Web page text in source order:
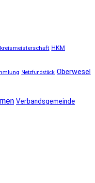
HKM
Netzfundstück Oberwesel
Verbandsgemeinde